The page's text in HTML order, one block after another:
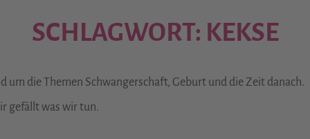
SCHLAGWORT: KEKSE
die Themen Schwangerschaft, Geburt und die Zeit danach.
gefällt was wir tun.